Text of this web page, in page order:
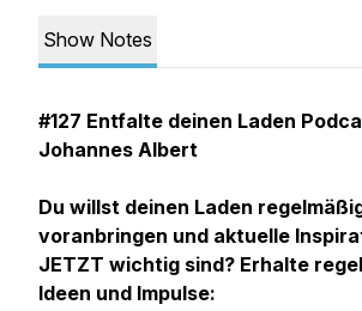
Show Notes
#127 Entfalte deinen Laden
Johannes Albert
Du willst deinen Laden
voranbringen und aktuelle
JETZT wichtig sind? Erhalte
Ideen und Impulse: